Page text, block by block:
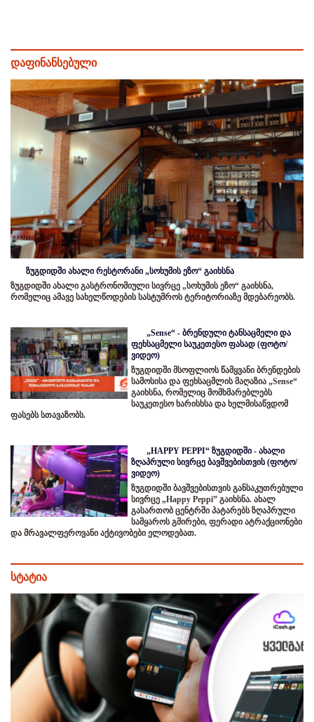
დაფინანსებული
ზუგდიდში ახალი რესტორანი „სოხუმის ეზო“ გაიხსნა
ზუგდიდში ახალი გასტრონომიული სივრცე „სოხუმის ეზო“ გაიხსნა,
რომელიც ამავე სახელწოდების სასტუმროს ტერიტორიაზე მდებარეობს.
„Sense“ - ბრენდული ტანსაცმელი და
ფეხსაცმელი საუკეთესო ფასად (ფოტო/
ვიდეო)
ზუგდიდში მსოფლიოს წამყვანი ბრენდების
სამოსისა და ფეხსაცმლის მაღაზია „Sense“
გაიხსნა, რომელიც მომხმარებლებს
საუკეთესო ხარისხსა და ხელმისაწვდომ
ფასებს სთავაზობს.
„HAPPY PEPPI“ ზუგდიდში - ახალი
ზღაპრული სივრცე ბავშვებისთვის (ფოტო/
ვიდეო)
ზუგდიდში ბავშვებისთვის განსაკუთრებული
სივრცე „Happy Peppi” გაიხსნა. ახალ
გასართობ ცენტრში პატარებს ზღაპრული
სამყაროს გმირები, ფერადი ატრაქციონები
და მრავალფეროვანი აქტივობები ელოდებათ.
სტატია